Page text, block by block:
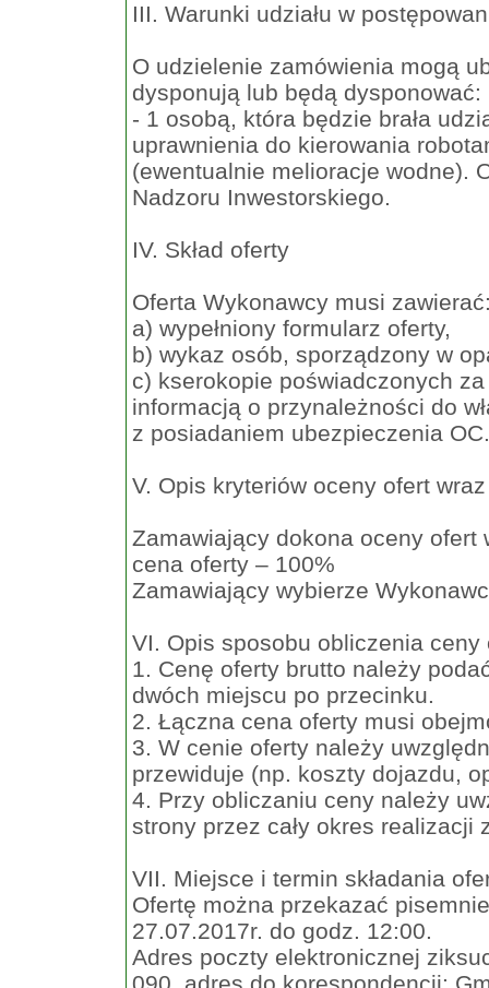
III. Warunki udziału w
O udzielenie zamówienia mogą
dysponują lub będą dysponować:
- 1 osobą, która będzie brała
uprawnienia do kierowania
(ewentualnie melioracje wodne).
Nadzoru Inwestorskiego.
IV. Skład oferty
Oferta Wykonawcy musi
a) wypełniony formularz oferty,
b) wykaz osób, sporządzony w
c) kserokopie poświadczonych
informacją o przynależności do
z posiadaniem ubezpieczenia OC.
V. Opis kryteriów oceny ofert
Zamawiający dokona oceny
cena oferty – 100%
Zamawiający wybierze
VI. Opis sposobu obliczenia ceny
1. Cenę oferty brutto należy
dwóch miejscu po przecinku.
2. Łączna cena oferty musi
3. W cenie oferty należy
przewiduje (np. koszty dojazdu,
4. Przy obliczaniu ceny należy
strony przez cały okres realizacji
VII. Miejsce i termin składania
Ofertę można przekazać
27.07.2017r. do godz. 12:00.
Adres poczty elektronicznej